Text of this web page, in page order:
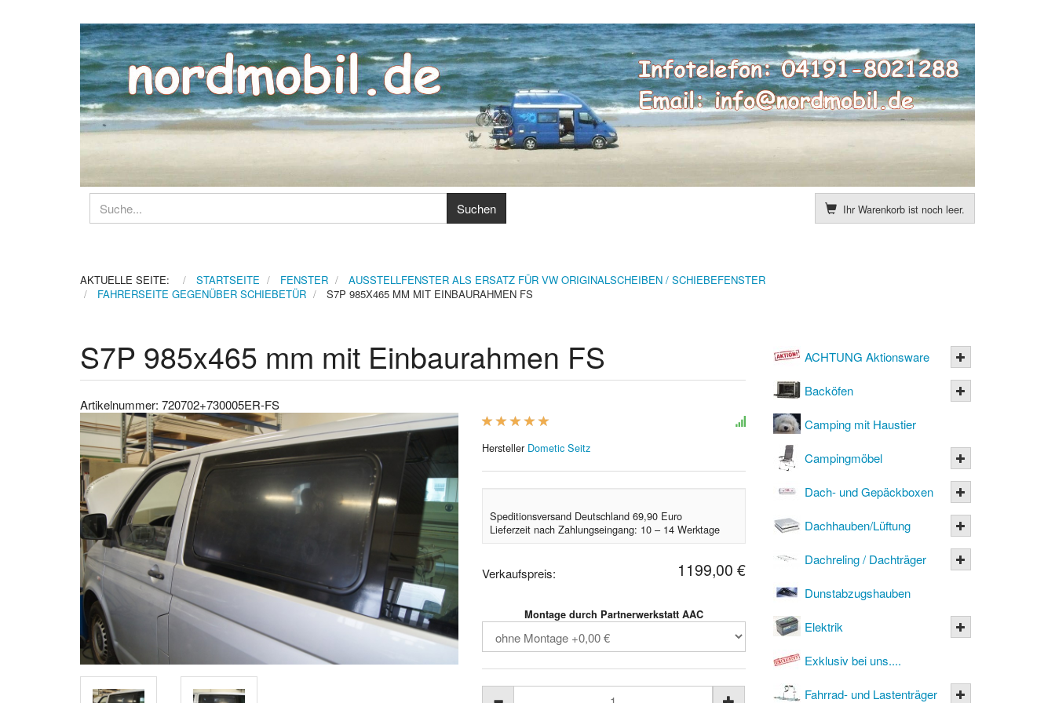
Ihr Warenkorb ist noch leer.
AKTUELLE SEITE: STARTSEITE FENSTER
AUSSTELLFENSTER ALS ERSATZ FÜR VW ORIGINALSCHEIBEN / SCHIEBEFENSTER
FAHRERSEITE GEGENÜBER SCHIEBETÜR
S7P 985X465 MM MIT EINBAURAHMEN FS
S7P 985x465 mm mit Einbaurahmen FS
Artikelnummer: 720702+730005ER-FS
Hersteller Dometic Seitz
Speditionsversand Deutschland 69,90 Euro
Lieferzeit nach Zahlungseingang: 10 – 14 Werktage
Verkaufspreis: 1199,00 €
Montage durch Partnerwerkstatt AAC
ACHTUNG Aktionsware
Backöfen
Camping mit Haustier
Campingmöbel
Dach- und Gepäckboxen
Dachhauben/Lüftung
Dachreling / Dachträger
Dunstabzugshauben
Elektrik
Exklusiv bei uns....
Fahrrad- und Lastenträger